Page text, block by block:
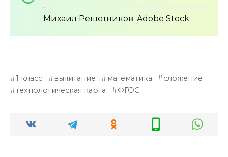
Михаил Решетников: Adobe Stock
1 класс вычитание математика
сложение
технологическая карта
ФГОС